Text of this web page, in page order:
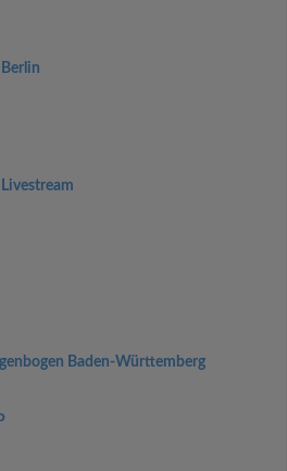
Berlin
Baden-Württemberg